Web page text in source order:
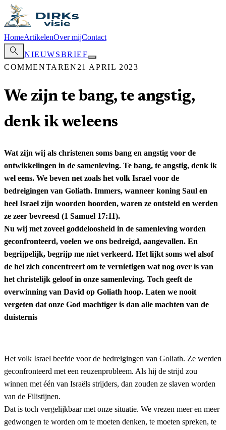
HomeArtikelenOver mijContact
search
NIEUWSBRIEF
COMMENTAREN 21 APRIL 2023
We zijn te bang, te angstig,
denk ik weleens
Wat zijn wij als christenen soms bang en angstig voor de
ontwikkelingen in de samenleving. Te bang, te angstig, denk ik
wel eens. We beven net zoals het volk Israel voor de
bedreigingen van Goliath. Immers, wanneer koning Saul en
heel Israel zijn woorden hoorden, waren ze ontsteld en werden
ze zeer bevreesd (1 Samuel 17:11).
Nu wij met zoveel goddeloosheid in de samenleving worden
geconfronteerd, voelen we ons bedreigd, aangevallen. En
begrijpelijk, begrijp me niet verkeerd. Het lijkt soms wel alsof
de hel zich concentreert om te vernietigen wat nog over is van
het christelijk geloof in onze samenleving. Toch geeft de
overwinning van David op Goliath hoop. Laten we nooit
vergeten dat onze God machtiger is dan alle machten van de
duisternis
Het volk Israel beefde voor de bedreigingen van Goliath. Ze werden
geconfronteerd met een reuzenprobleem. Als hij de strijd zou
winnen met één van Israëls strijders, dan zouden ze slaven worden
van de Filistijnen.
Dat is toch vergelijkbaar met onze situatie. We vrezen meer en meer
gedwongen te worden om te moeten denken, te moeten spreken, te